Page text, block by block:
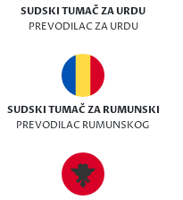
SUDSKI TUMAČ ZA URDU
PREVODILAC ZA URDU
SUDSKI TUMAČ ZA RUMUNSKI
PREVODILAC RUMUNSKOG